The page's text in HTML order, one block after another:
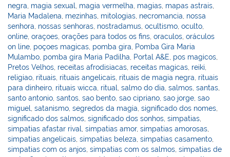
negra magia sexual magia vermelha magias mapas astrais
Maria Madalena mezinhas mitologias necromancia nossa
senhora nossas senhoras nostradamus ,ocultismo ,oculto
online ,oraçoes ,orações para todos os fins ,oraculos ,oráculos
on line poçoes magicas pomba gira
Pomba Gira Maria
Mulambo pomba gira Maria Padilha Portal A&E pos magicos
Pretos Velhos receitas afrodisiacas receitas magicas reiki
religiao rituais rituais angelicais rituais de magia negra rituais
para dinheiro rituais wicca ritual ,salmo do dia ,salmos ,santas
santo antonio ,santos ,sao bento ,sao cipriano ,sao jorge ,sao
miguel ,satanismo ,segredos da magia ,significado dos nomes
significado dos salmos ,significado dos sonhos ,simpatias
simpatias afastar rival ,simpatias amor,simpatias amorosas
simpatias angelicais ,simpatias beleza ,simpatias casamento
simpatias com os anjos ,simpatias com os salmos ,simpatias de